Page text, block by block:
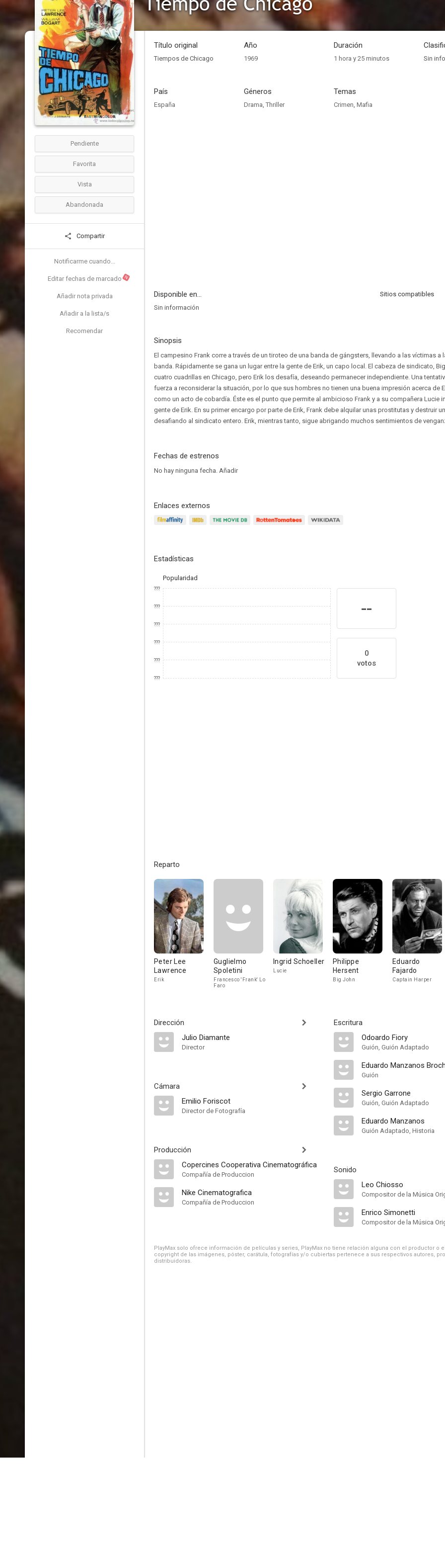
Pendiente
Favorita
Vista
Abandonada
Compartir
Notificarme cuando...
Editar fechas de marcado N
Añadir nota privada
Añadir a la lista/s
Recomendar
Título original
Tiempos de Chicago
Año
1969
Duración
1 hora y 25 minutos Sin
País
España
Géneros
Drama, Thriller
Temas
Crimen, Mafia
Disponible en...
Sitios compatibles
Sin información
Sinopsis
El campesino Frank corre a través de un tiroteo de una banda de gángsters, llevando a las víctimas a
banda. Rápidamente se gana un lugar entre la gente de Erik, un capo local. El cabeza de sindicato,
cuatro cuadrillas en Chicago, pero Erik los desafía, deseando permanecer independiente. Una
fuerza a reconsiderar la situación, por lo que sus hombres no tienen una buena impresión acerca de
como un acto de cobardía. Éste es el punto que permite al ambicioso Frank y a su compañera Lucie
gente de Erik. En su primer encargo por parte de Erik, Frank debe alquilar unas prostitutas y destruir
desafiando al sindicato entero. Erik, mientras tanto, sigue abrigando muchos sentimientos de
Fechas de estrenos
No hay ninguna fecha. Añadir
Enlaces externos
Estadísticas
Popularidad
???
???
???
???
???
???
--
0
votos
Reparto
Peter Lee
Lawrence
Erik
Guglielmo
Spoletini
Francesco 'Frank' Lo
Faro
Ingrid Schoeller
Lucie
Philippe
Hersent
Big John
Eduardo
Fajardo
Captain Harper
Dirección
Julio Diamante
Director
Cámara
Emilio Foriscot
Director de Fotografía
Producción
Copercines Cooperativa Cinematográfica
Compañía de Produccion
Nike Cinematografica
Compañía de Produccion
Escritura
Odoardo Fiory
Guión, Guión Adaptado
Eduardo Manzanos
Guión
Sergio Garrone
Guión, Guión Adaptado
Eduardo Manzanos
Guión Adaptado, Historia
Sonido
Leo Chiosso
Compositor de la Música
Enrico Simonetti
Compositor de la Música
PlayMax solo ofrece información de películas y series, PlayMax no tiene relación alguna con el productor o
copyright de las imágenes, póster, carátula, fotografías y/o cubiertas pertenece a sus respectivos autores,
distribuidoras.